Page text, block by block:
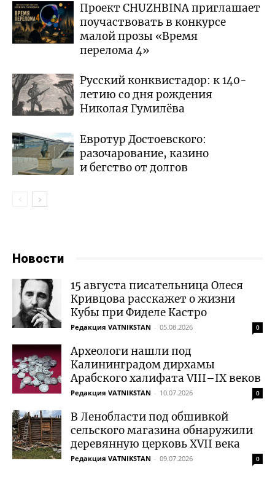
Проект CHUZHBINA приглашает
поучаствовать в конкурсе
малой прозы «Время
перелома 4»
Русский конквистадор: к 140-
летию со дня рождения
Николая Гумилёва
Евротур Достоевского:
разочарование, казино
и бегство от долгов
Новости
15 августа писательница Олеся
Кривцова расскажет о жизни
Кубы при Фиделе Кастро
Редакция VATNIKSTAN - 05.08.2026 0
Археологи нашли под
Калининградом дирхамы
Арабского халифата VIII–IX веков
Редакция VATNIKSTAN - 10.07.2026 0
В Ленобласти под обшивкой
сельского магазина обнаружили
деревянную церковь XVII века
Редакция VATNIKSTAN - 09.07.2026 0